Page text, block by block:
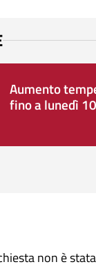
Aumento
fino a lunedì
pane
non è